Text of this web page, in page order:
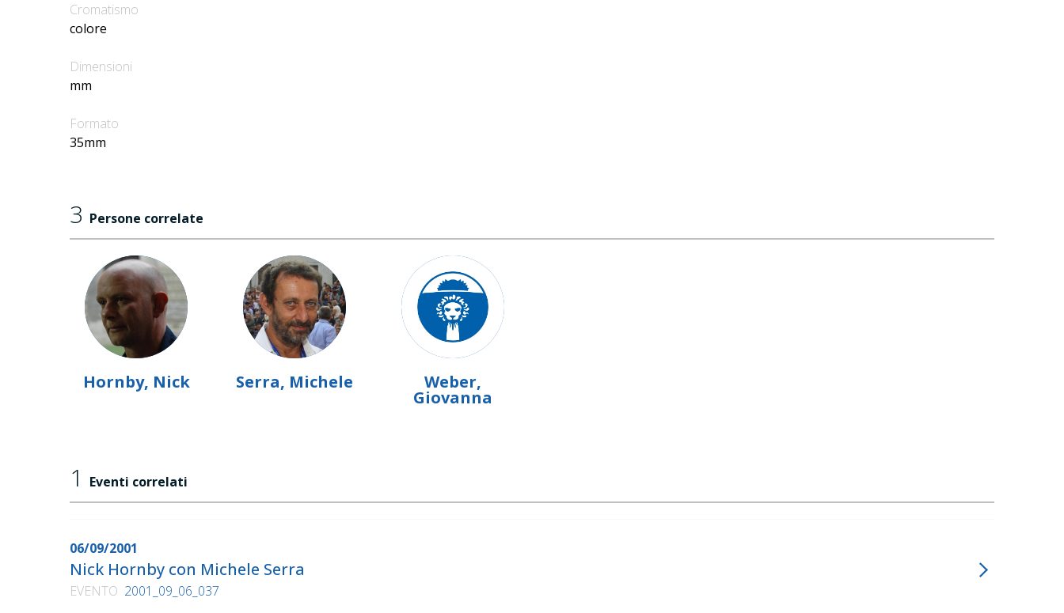
Cromatismo
colore
Dimensioni
mm
Formato
35mm
3 Persone correlate
Hornby, Nick Serra, Michele Weber,
Giovanna
1 Eventi correlati
06/09/2001
Nick Hornby con Michele Serra
EVENTO 2001_09_06_037